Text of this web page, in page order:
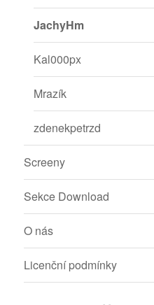
JachyHm
Kal000px
Mrazík
zdenekpetrzd
Screeny
Sekce Download
O nás
Licenční podmínky